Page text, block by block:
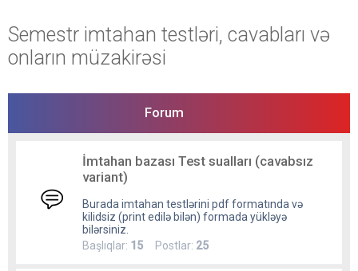
Semestr imtahan testləri, cavabları və
onların müzakirəsi
Forum
İmtahan bazası Test sualları (cavabsız
variant)
Burada imtahan testlərini pdf formatında və
kilidsiz (print edilə bilən) formada yükləyə
bilərsiniz.
Başlıqlar: 15 Postlar: 25